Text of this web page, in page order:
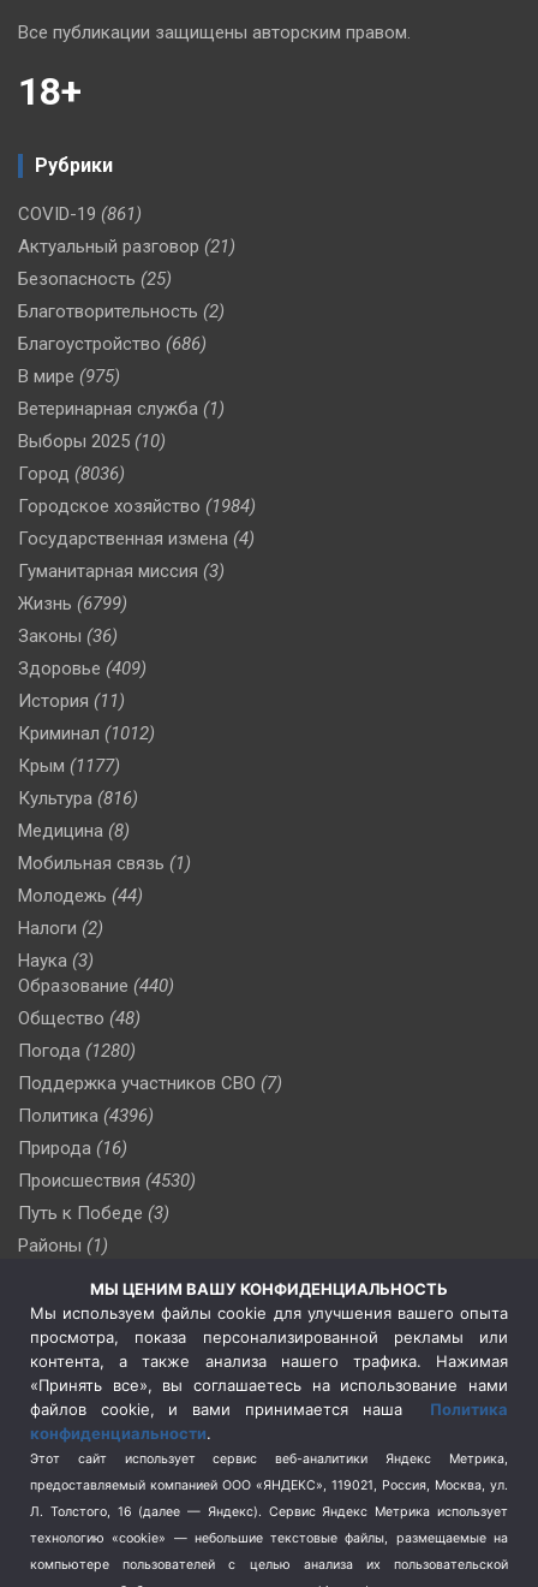
Все публикации защищены авторским правом.
18+
Рубрики
COVID-19 (861)
Актуальный разговор (21)
Безопасность (25)
Благотворительность (2)
Благоустройство (686)
В мире (975)
Ветеринарная служба (1)
Выборы 2025 (10)
Город (8036)
Городское хозяйство (1984)
Государственная измена (4)
Гуманитарная миссия (3)
Жизнь (6799)
Законы (36)
Здоровье (409)
История (11)
Криминал (1012)
Крым (1177)
Культура (816)
Медицина (8)
Мобильная связь (1)
Молодежь (44)
Налоги (2)
Наука (3)
Образование (440)
Общество (48)
Погода (1280)
Поддержка участников СВО (7)
Политика (4396)
Природа (16)
Происшествия (4530)
Путь к Победе (3)
Районы (1)
(510)
Сельское хозяйство (3)
Социальная политика
(3)
Спецоперация в Украине
Спецоперация на Украине
(404)
Спорт (740)
Терроризм (1)
Транспорт (262)
Туризм (178)
МЫ ЦЕНИМ ВАШУ КОНФИДЕНЦИАЛЬНОСТЬ
Мы используем файлы cookie для улучшения вашего опыта
просмотра, показа персонализированной рекламы или
контента, а также анализа нашего трафика. Нажимая
«Принять все», вы соглашаетесь на использование нами
файлов cookie, и вами принимается наша Политика
конфиденциальности.
Этот сайт использует сервис веб-аналитики Яндекс Метрика,
предоставляемый компанией ООО «ЯНДЕКС», 119021, Россия, Москва, ул.
Л. Толстого, 16 (далее — Яндекс). Сервис Яндекс Метрика использует
технологию «cookie» — небольшие текстовые файлы, размещаемые на
компьютере пользователей с целью анализа их пользовательской